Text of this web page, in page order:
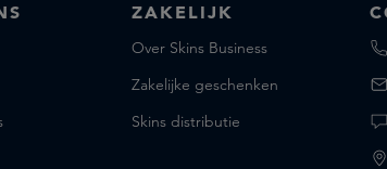
ZAKELIJK
Over Skins Business
Zakelijke geschenken
Skins distributie